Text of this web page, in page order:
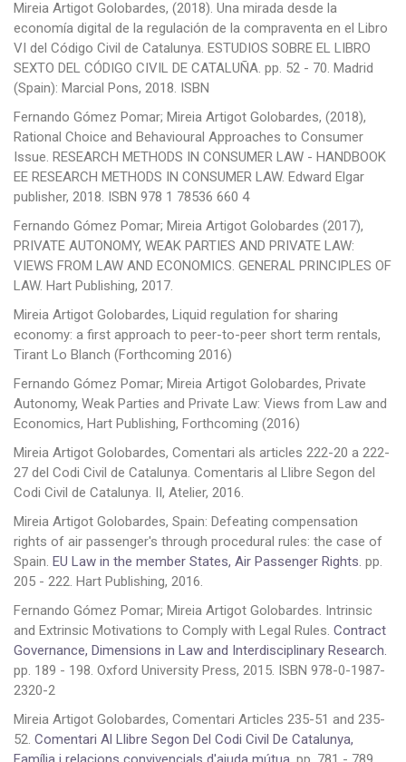
Mireia Artigot Golobardes, (2018). Una mirada desde la
economía digital de la regulación de la compraventa en el Libro
VI del Código Civil de Catalunya. ESTUDIOS SOBRE EL LIBRO
SEXTO DEL CÓDIGO CIVIL DE CATALUÑA. pp. 52 - 70. Madrid
(Spain): Marcial Pons, 2018. ISBN
Fernando Gómez Pomar; Mireia Artigot Golobardes, (2018),
Rational Choice and Behavioural Approaches to Consumer
Issue. RESEARCH METHODS IN CONSUMER LAW - HANDBOOK
EE RESEARCH METHODS IN CONSUMER LAW. Edward Elgar
publisher, 2018. ISBN 978 1 78536 660 4
Fernando Gómez Pomar; Mireia Artigot Golobardes (2017),
PRIVATE AUTONOMY, WEAK PARTIES AND PRIVATE LAW:
VIEWS FROM LAW AND ECONOMICS. GENERAL PRINCIPLES OF
LAW. Hart Publishing, 2017.
Mireia Artigot Golobardes, Liquid regulation for sharing
economy: a first approach to peer-to-peer short term rentals,
Tirant Lo Blanch (Forthcoming 2016)
Fernando Gómez Pomar; Mireia Artigot Golobardes, Private
Autonomy, Weak Parties and Private Law: Views from Law and
Economics, Hart Publishing, Forthcoming (2016)
Mireia Artigot Golobardes, Comentari als articles 222-20 a 222-
27 del Codi Civil de Catalunya. Comentaris al Llibre Segon del
Codi Civil de Catalunya. II, Atelier, 2016.
Mireia Artigot Golobardes, Spain: Defeating compensation
rights of air passenger's through procedural rules: the case of
Spain. EU Law in the member States, Air Passenger Rights. pp.
205 - 222. Hart Publishing, 2016.
Fernando Gómez Pomar; Mireia Artigot Golobardes. Intrinsic
and Extrinsic Motivations to Comply with Legal Rules. Contract
Governance, Dimensions in Law and Interdisciplinary Research.
pp. 189 - 198. Oxford University Press, 2015. ISBN 978-0-1987-
2320-2
Mireia Artigot Golobardes, Comentari Articles 235-51 and 235-
52. Comentari Al Llibre Segon Del Codi Civil De Catalunya,